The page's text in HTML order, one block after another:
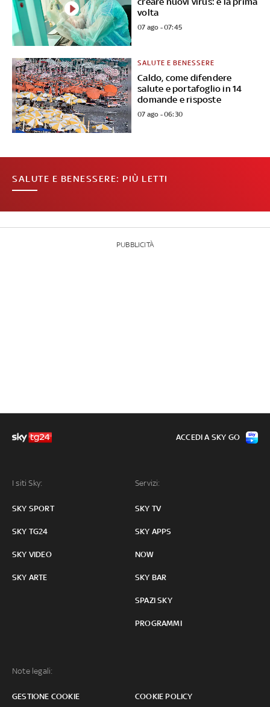
volta
07 ago - 07:45
Caldo, come difendere
salute e portafoglio in 14
domande e risposte
SALUTE E BENESSERE
07 ago - 06:30
SALUTE E BENESSERE: PIÙ LETTI
PUBBLICITÀ
I siti Sky:
SKY SPORT
SKY TG24
SKY VIDEO
SKY ARTE
Servizi:
SKY TV
SKY APPS
NOW
SKY BAR
SPAZI SKY
PROGRAMMI
Note legali:
GESTIONE COOKIE COOKIE POLICY
ACCEDI A SKY GO